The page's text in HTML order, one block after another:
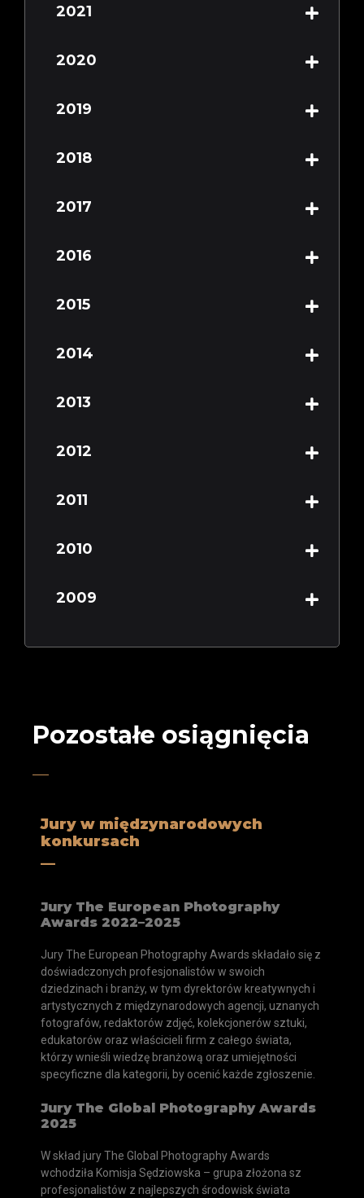
2021
2020
2019
2018
2017
2016
2015
2014
2013
2012
2011
2010
2009
Pozostałe osiągnięcia
Jury w międzynarodowych
konkursach
__
Jury The European Photography
Awards 2022–2025
Jury The European Photography Awards składało się z
doświadczonych profesjonalistów w swoich
dziedzinach i branży, w tym dyrektorów kreatywnych i
artystycznych z międzynarodowych agencji, uznanych
fotografów, redaktorów zdjęć, kolekcjonerów sztuki,
edukatorów oraz właścicieli firm z całego świata,
którzy wnieśli wiedzę branżową oraz umiejętności
specyficzne dla kategorii, by ocenić każde zgłoszenie.
Jury The Global Photography Awards
2025
W skład jury The Global Photography Awards
wchodziła Komisja Sędziowska – grupa złożona sz
profesjonalistów z najlepszych środowisk świata